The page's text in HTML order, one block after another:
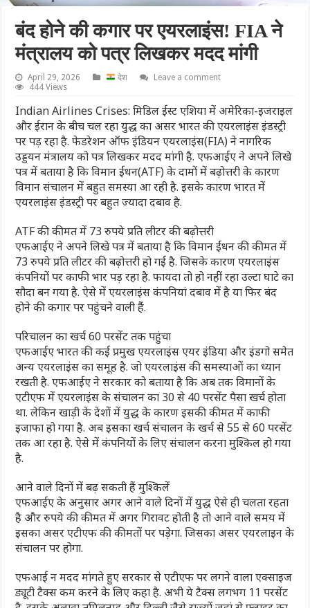
बंद होने की कगार पर एयरलाइंस! FIA ने
मंत्रालय को पत्र लिखकर मदद मांगी
April 29, 2026 देश
Leave a comment
444 Views
Indian Airlines Crises: मिडिल ईस्ट एशिया में अमेरिका-इजराइल
और ईरान के बीच चल रहा युद्ध का असर भारत की एयरलाइंस इंडस्ट्री
पर पड़ रहा है. फेडरेशन ऑफ इंडियन एयरलाइंस(FIA) ने नागरिक
उड्डयन मंत्रालय को पत्र लिखकर मदद मांगी है. एफआईए ने अपने लिखे
पत्र में बताया है कि विमान ईंधन(ATF) के दामों में बढ़ोत्तरी के कारण
विमान संचालन में बहुत समस्या आ रही है. इसके कारण भारत में
एयरलाइंस इंडस्ट्री पर बहुत ज्यादा दबाव है.
ATF की कीमत में 73 रुपये प्रति लीटर की बढ़ोत्तरी
एफआईए ने अपने लिखे पत्र में बताया है कि विमान ईंधन की कीमत में
73 रुपये प्रति लीटर की बढ़ोत्तरी हो गई है. जिसके कारण एयरलाइंस
कंपनियों पर काफी भार पड़ रहा है. फायदा तो हो नहीं रहा उल्टा घाटे का
सौदा बन गया है. ऐसे में एयरलाइंस कंपनियां दबाव में है या फिर बंद
होने की कगार पर पहुंचने वाली हैंं.
परिचालन का खर्च 60 परसेंट तक पहुंचा
एफआईए भारत की कई प्रमुख एयरलाइंस एयर इंडिया और इंडगो समेत
अन्य एयरलाइंस का समूह है. जो एयरलाइंस की समस्याओं का ध्यान
रखती है. एफआईए ने सरकार को बताया है कि अब तक विमानों के
एटीएफ में एयरलाइंस के संचालन का 30 से 40 परसेंट पैसा खर्च होता
था. लेकिन खाड़ी के देशों में युद्ध के कारण इसकी कीमत में काफी
इजाफा हो गया है. अब इसका खर्च संचालन के खर्च से 55 से 60 परसेंट
तक आ रहा है. ऐसे में कंपनियों के लिए संचालन करना मुश्किल हो गया
है.
आने वाले दिनों में बढ़ सकती हैं मुश्किलें
एफआईए के अनुसार अगर आने वाले दिनों में युद्ध ऐसे ही चलता रहता
है और रुपये की कीमत में अगर गिरावट होती है तो आने वाले समय में
इसका असर एटीएफ की कीमतों पर पड़ेगा. जिसका असर एयरलाइन के
संचालन पर होगा.
एफआई न मदद मांगते हुए सरकार से एटीएफ पर लगने वाला एक्साइज
ड्यूटी टैक्स कम करने के लिए कहा है. अभी ये टैक्स लगभग 11 परसेंट